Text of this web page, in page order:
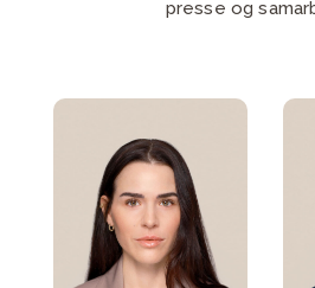
presse og
Skriv til Valentina
Merolli
Send mail